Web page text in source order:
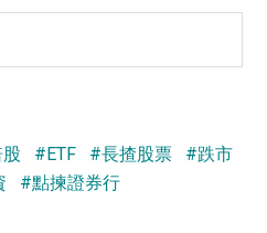
#ETF #長揸股票
#跌市
#點揀證券行